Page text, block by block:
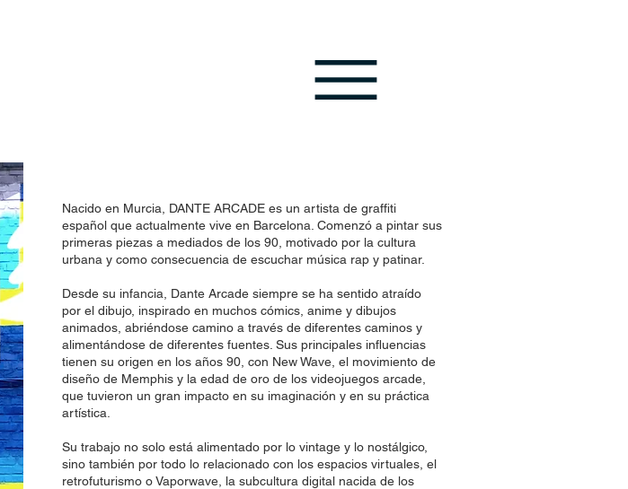
Nacido en Murcia, DANTE ARCADE es un artista de graffiti
español que actualmente vive en Barcelona. Comenzó a pintar sus
primeras piezas a mediados de los 90, motivado por la cultura
urbana y como consecuencia de escuchar música rap y patinar.
Desde su infancia, Dante Arcade siempre se ha sentido atraído
por el dibujo, inspirado en muchos cómics, anime y dibujos
animados, abriéndose camino a través de diferentes caminos y
alimentándose de diferentes fuentes. Sus principales influencias
tienen su origen en los años 90, con New Wave, el movimiento de
diseño de Memphis y la edad de oro de los videojuegos arcade,
que tuvieron un gran impacto en su imaginación y en su práctica
artística.
Su trabajo no solo está alimentado por lo vintage y lo nostálgico,
sino también por todo lo relacionado con los espacios virtuales, el
retrofuturismo o Vaporwave, la subcultura digital nacida de los